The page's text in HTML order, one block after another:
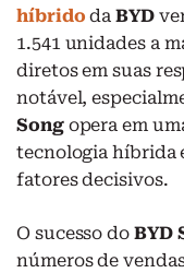
híbrido daBYD
1.541 unidades a
diretos em suas
notável,
Songopera em
tecnologia híbrida
fatores decisivos.
O sucesso do BYD
números de